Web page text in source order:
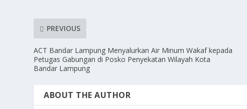
PREVIOUS
ACT Bandar Lampung Menyalurkan Air Minum Wakaf kepada
Petugas Gabungan di Posko Penyekatan Wilayah Kota
Bandar Lampung
ABOUT THE AUTHOR